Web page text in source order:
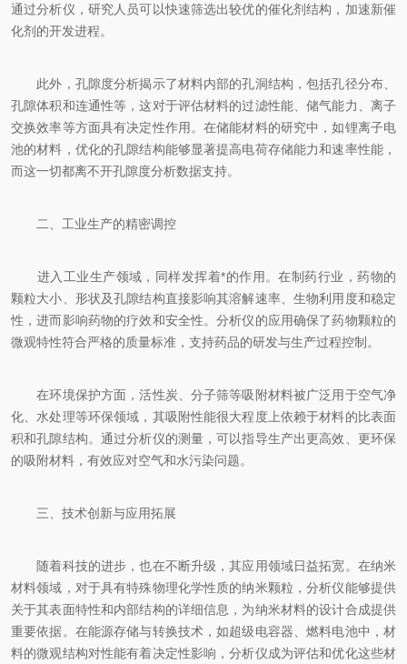
通过分析仪，研究人员可以快速筛选出较优的催化剂结构，加速新催
化剂的开发进程。
此外，孔隙度分析揭示了材料内部的孔洞结构，包括孔径分布、
孔隙体积和连通性等，这对于评估材料的过滤性能、储气能力、离子
交换效率等方面具有决定性作用。在储能材料的研究中，如锂离子电
池的材料，优化的孔隙结构能够显著提高电荷存储能力和速率性能，
而这一切都离不开孔隙度分析数据支持。
二、工业生产的精密调控
进入工业生产领域，同样发挥着*的作用。在制药行业，药物的
颗粒大小、形状及孔隙结构直接影响其溶解速率、生物利用度和稳定
性，进而影响药物的疗效和安全性。分析仪的应用确保了药物颗粒的
微观特性符合严格的质量标准，支持药品的研发与生产过程控制。
在环境保护方面，活性炭、分子筛等吸附材料被广泛用于空气净
化、水处理等环保领域，其吸附性能很大程度上依赖于材料的比表面
积和孔隙结构。通过分析仪的测量，可以指导生产出更高效、更环保
的吸附材料，有效应对空气和水污染问题。
三、技术创新与应用拓展
随着科技的进步，也在不断升级，其应用领域日益拓宽。在纳米
材料领域，对于具有特殊物理化学性质的纳米颗粒，分析仪能够提供
关于其表面特性和内部结构的详细信息，为纳米材料的设计合成提供
重要依据。在能源存储与转换技术，如超级电容器、燃料电池中，材
料的微观结构对性能有着决定性影响，分析仪成为评估和优化这些材